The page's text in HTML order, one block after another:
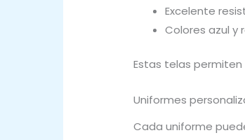
Excelente
Colores azul y
Estas telas
Uniformes
Cada uniforme